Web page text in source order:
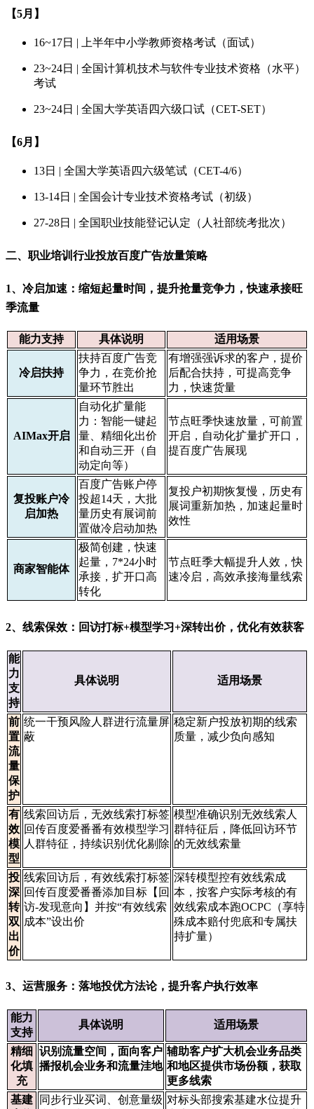
【5月】
16~17日 | 上半年中小学教师资格考试（面试）
23~24日 | 全国计算机技术与软件专业技术资格（水平）
考试
23~24日 | 全国大学英语四六级口试（CET-SET）
【6月】
13日 | 全国大学英语四六级笔试（CET-4/6）
13-14日 | 全国会计专业技术资格考试（初级）
27-28日 | 全国职业技能登记认定（人社部统考批次）
二、职业培训行业投放百度广告放量策略
1、冷启加速：缩短起量时间，提升抢量竞争力，快速承接旺
季流量
能力支持 具体说明 适用场景
冷启扶持
扶持百度广告竞
争力，在竞价抢
量环节胜出
有增强强诉求的客户，提价
后配合扶持，可提高竞争
力，快速货量
AIMax开启
自动化扩量能
力：智能一键起
量、精细化出价
和自动三开（自
动定向等）
节点旺季快速放量，可前置
开启，自动化扩量扩开口，
提百度广告展现
复投账户冷
启加热
百度广告账户停
投超14天，大批
量历史有展词前
置做冷启动加热
复投户初期恢复慢，历史有
展词重新加热，加速起量时
效性
商家智能体
极简创建，快速
起量，7*24小时
承接，扩开口高
转化
节点旺季大幅提升人效，快
速冷启，高效承接海量线索
2、线索保效：回访打标+模型学习+深转出价，优化有效获客
能
力
支
持
具体说明 适用场景
前
置
流
量
保
护
统一干预风险人群进行流量屏
蔽
稳定新户投放初期的线索
质量，减少负向感知
有
效
模
型
线索回访后，无效线索打标签
回传百度爱番番有效模型学习
人群特征，持续识别优化剔除
模型准确识别无效线索人
群特征后，降低回访环节
的无效线索量
投
深
转
双
出
价
线索回访后，有效线索打标签
回传百度爱番番添加目标【回
访-发现意向】并按“有效线索
成本”设出价
深转模型控有效线索成
本，按客户实际考核的有
效线索成本跑OCPC（享特
殊成本赔付兜底和专属扶
持扩量）
3、运营服务：落地投优方法论，提升客户执行效率
能力
支持
具体说明 适用场景
精细
化填
充
识别流量空间，面向客户
播报机会业务和流量洼地
辅助客户扩大机会业务品类
和地区提供市场份额，获取
更多线索
基建
同步行业买词、创意量级 对标头部搜索基建水位提升